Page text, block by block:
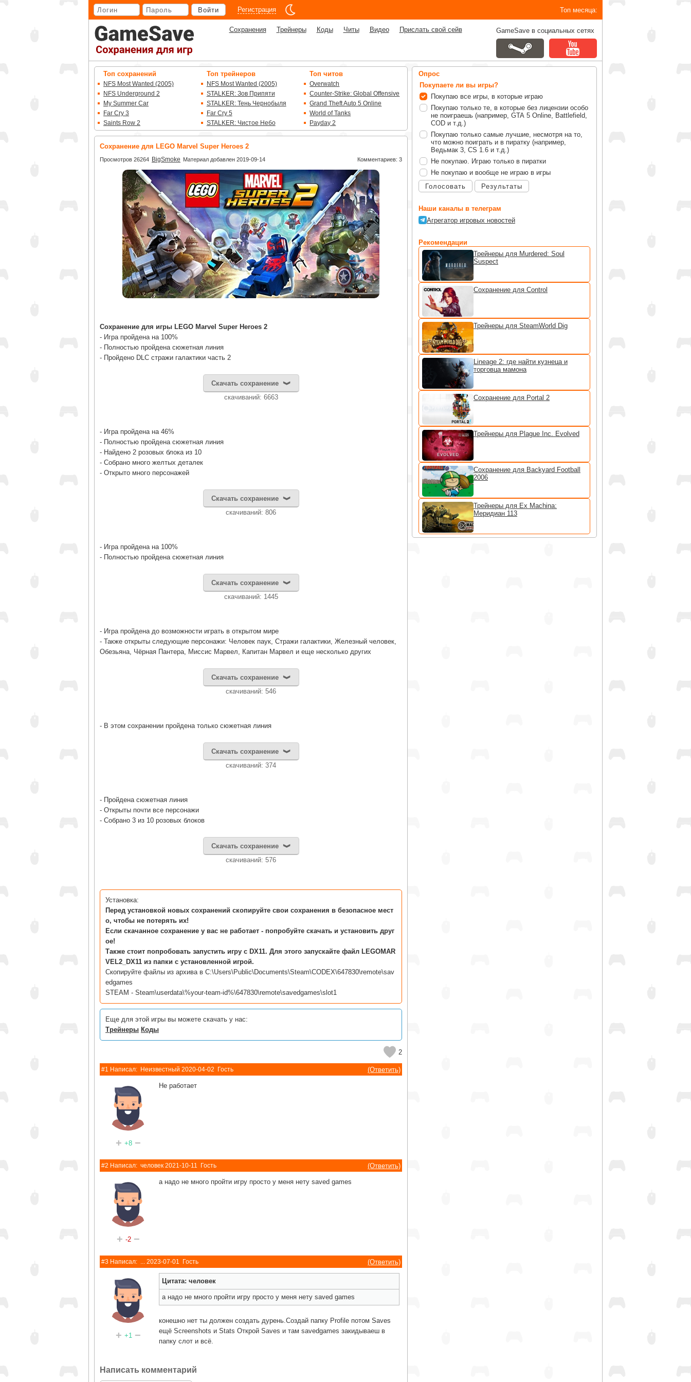
Войти Регистрация Топ месяца:
Сохранения Трейнеры Коды Читы Видео Прислать свой сейв GameSave в социальных сетях
Топ сохранений
NFS Most Wanted (2005)
NFS Underground 2
My Summer Car
Far Cry 3
Saints Row 2
Топ трейнеров
NFS Most Wanted (2005)
STALKER: Зов Припяти
STALKER: Тень Чернобыля
Far Cry 5
STALKER: Чистое Небо
Топ читов
Overwatch
Counter-Strike: Global Offensive
Grand Theft Auto 5 Online
World of Tanks
Payday 2
Сохранение для LEGO Marvel Super Heroes 2
Просмотров 26264 BigSmoke Материал добавлен 2019-09-14 Комментариев: 3
Сохранение для игры LEGO Marvel Super Heroes 2
- Игра пройдена на 100%
- Полностью пройдена сюжетная линия
- Пройдено DLC стражи галактики часть 2
Скачать сохранение
cкачиваний: 6663
- Игра пройдена на 46%
- Полностью пройдена сюжетная линия
- Найдено 2 розовых блока из 10
- Собрано много желтых деталек
- Открыто много персонажей
Скачать сохранение
cкачиваний: 806
- Игра пройдена на 100%
- Полностью пройдена сюжетная линия
Скачать сохранение
cкачиваний: 1445
- Игра пройдена до возможности играть в открытом мире
- Также открыты следующие персонажи: Человек паук, Стражи галактики, Железный человек,
Обезьяна, Чёрная Пантера, Миссис Марвел, Капитан Марвел и еще несколько других
Скачать сохранение
cкачиваний: 546
- В этом сохранении пройдена только сюжетная линия
Скачать сохранение
cкачиваний: 374
- Пройдена сюжетная линия
- Открыты почти все персонажи
- Собрано 3 из 10 розовых блоков
Скачать сохранение
cкачиваний: 576
Установка:
Перед установкой новых сохранений скопируйте свои сохранения в безопасное мест
о, чтобы не потерять их!
Если скачанное сохранение у вас не работает - попробуйте скачать и установить друг
ое!
Также стоит попробовать запустить игру с DX11. Для этого запускайте файл LEGOMAR
VEL2_DX11 из папки с установленной игрой.
Скопируйте файлы из архива в C:\Users\Public\Documents\Steam\CODEX\647830\remote\sav
edgames
STEAM - Steam\userdata\%your-team-id%\647830\remote\savedgames\slot1
Еще для этой игры вы можете скачать у нас:
Трейнеры Коды
2
#1 Написал: Неизвестный 2020-04-02 Гость (Ответить)
+ +8 −
Не работает
#2 Написал: человек 2021-10-11 Гость (Ответить)
+ -2 −
а надо не много пройти игру просто у меня нету saved games
#3 Написал: ... 2023-07-01 Гость (Ответить)
+ +1 −
Цитата: человек
а надо не много пройти игру просто у меня нету saved games
конешно нет ты должен создать дурень.Создай папку Profile потом Saves
ещё Screenshots и Stats Открой Saves и там savedgames закидываеш в
папку слот и всё.
Написать комментарий
Опрос
Покупаете ли вы игры?
Покупаю все игры, в которые играю
Покупаю только те, в которые без лицензии особо
не поиграешь (например, GTA 5 Online, Battlefield,
COD и т.д.)
Покупаю только самые лучшие, несмотря на то,
что можно поиграть и в пиратку (например,
Ведьмак 3, CS 1.6 и т.д.)
Не покупаю. Играю только в пиратки
Не покупаю и вообще не играю в игры
Голосовать
Результаты
Наши каналы в телеграм
Агрегатор игровых новостей
Рекомендации
Трейнеры для Murdered: Soul
Suspect
Сохранение для Control
Трейнеры для SteamWorld Dig
Lineage 2: где найти кузнеца и
торговца мамона
Сохранение для Portal 2
Трейнеры для Plague Inc. Evolved
Сохранение для Backyard Football
2006
Трейнеры для Ex Machina:
Меридиан 113